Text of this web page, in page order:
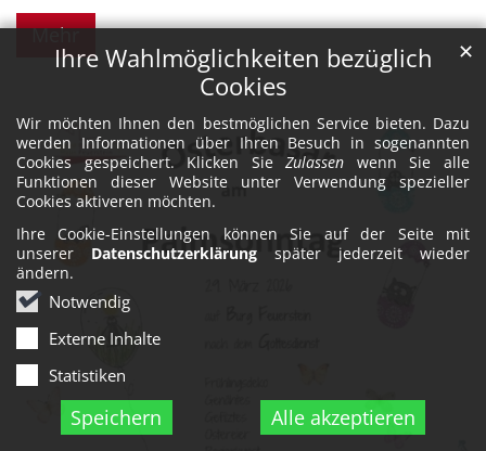
Ihre Wahlmöglichkeiten bezüglich
Cookies
Wir möchten Ihnen den bestmöglichen Service bieten. Dazu
werden Informationen über Ihren Besuch in sogenannten
Cookies gespeichert. Klicken SieZulassen wenn Sie alle
Funktionen dieser Website unter Verwendung spezieller
Cookies aktiveren möchten.
Ihre Cookie-Einstellungen können Sie auf der Seite mit
unserer Datenschutzerklärung später jederzeit wieder
ändern.
Notwendig
Externe Inhalte
Statistiken
Speichern Alle akzeptieren
✕
Mehr